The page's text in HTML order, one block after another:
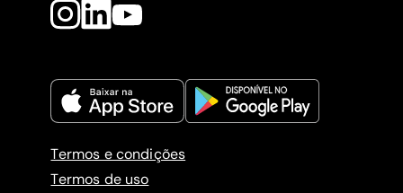
Termos e condições
Termos de uso